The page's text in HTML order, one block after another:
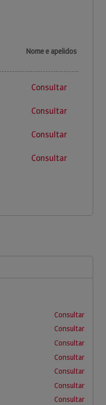
Nome e apelidos
Consultar
Consultar
Consultar
Consultar
Consultar
Consultar
Consultar
Consultar
Consultar
Consultar
Consultar